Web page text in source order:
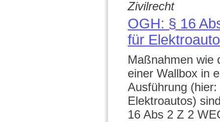
Zivilrecht
OGH: § 16
für
Maßnahmen wie
einer Wallbox in
Ausführung
Elektroautos)
16 Abs 2 Z 2